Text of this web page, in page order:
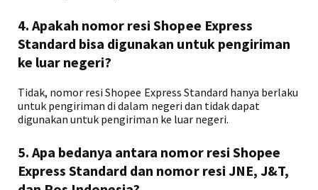
4. Apakah nomor resi Shopee Express
Standard bisa digunakan untuk pengiriman
ke luar negeri?
Tidak, nomor resi Shopee Express Standard hanya berlaku
untuk pengiriman di dalam negeri dan tidak dapat
digunakan untuk pengiriman ke luar negeri.
5. Apa bedanya antara nomor resi Shopee
Express Standard dan nomor resi JNE, J&T,